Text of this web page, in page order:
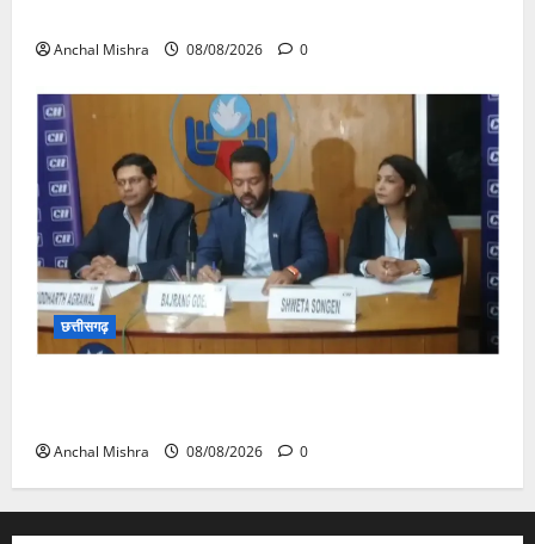
Anchal Mishra 08/08/2026 0
छत्तीसगढ़
Anchal Mishra 08/08/2026 0